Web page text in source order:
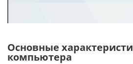
Основные
компьютера